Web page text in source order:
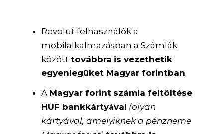
Revolut felhasználók a
mobilalkalmazásban a Számlák
közötttovábbra is vezethetik
egyenlegüket Magyar forintban.
A Magyar forint számla feltöltése
HUF bankkártyával (olyan
kártyával, amelyiknek a pénzneme